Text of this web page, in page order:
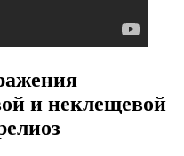
и неклещевой